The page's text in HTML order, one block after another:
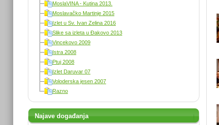
MoslaVINA - Kutina 2013.
Moslavačko Martinje 2015
Izlet u Sv. Ivan Zelina 2016
Slike sa izleta u Đakovo 2013
Vincekovo 2009
Istra 2008
Ptuj 2008
Izlet Daruvar 07
Voloderska jesen 2007
Razno
Najave događanja